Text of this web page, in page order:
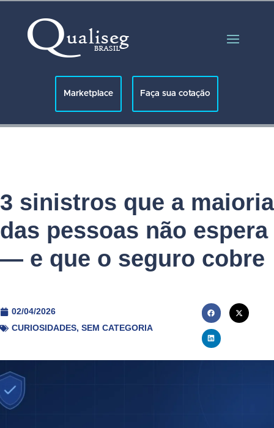
Marketplace Faça sua cotação
3 sinistros que a maioria
das pessoas não espera
— e que o seguro cobre
02/04/2026
CURIOSIDADES, SEM CATEGORIA